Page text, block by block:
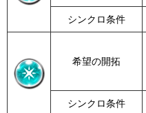
シンクロ条件
希望の開拓
シンクロ条件